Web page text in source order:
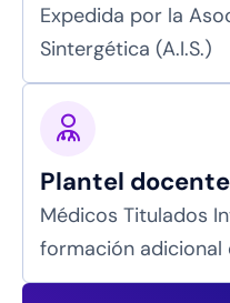
Expedida por la
Sintergética (A.I.S.)
Plantel docente
Médicos Titulados
formación adicional